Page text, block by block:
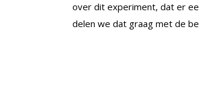
over dit experiment, dat er
delen we dat graag met de